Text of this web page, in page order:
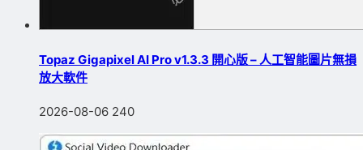
Topaz Gigapixel AI Pro v1.3.3 開心版 – 人工智能圖片無損
放大軟件
2026-08-06 240